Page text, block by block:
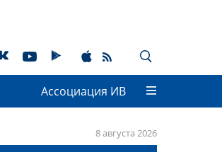
Ассоциация ИВ
8 августа 2026